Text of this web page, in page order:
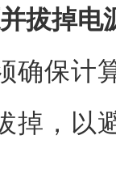
拔掉电
确保计
掉，以